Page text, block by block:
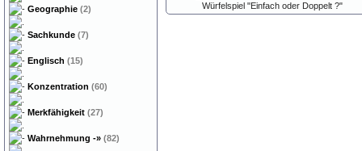
Würfelspiel "Einfach oder Doppelt ?"
Geographie (2)
Sachkunde (7)
Englisch (15)
Konzentration (60)
Merkfähigkeit (27)
Wahrnehmung -» (82)